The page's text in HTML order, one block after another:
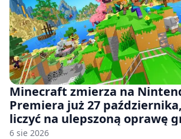
Minecraft zmierza na
Premiera już 27
liczyć na ulepszoną oprawę
6 sie 2026